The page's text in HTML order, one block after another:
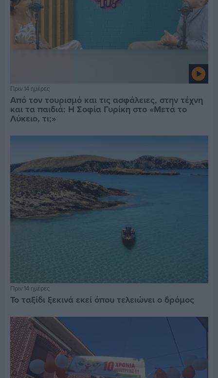
Πριν 14 ημέρες
Από τον τουρισμό και τις ασφάλειες, στην τέχνη
και τα παιδιά: Η Σοφία Γυρίκη στο «Μετά το
Λύκειο, τι;»
Πριν 14 ημέρες
Το ταξίδι ξεκινά εκεί όπου τελειώνει ο δρόμος